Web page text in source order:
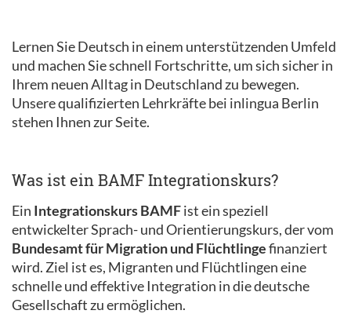
Lernen Sie Deutsch in einem unterstützenden Umfeld
und machen Sie schnell Fortschritte, um sich sicher in
Ihrem neuen Alltag in Deutschland zu bewegen.
Unsere qualifizierten Lehrkräfte bei inlingua Berlin
stehen Ihnen zur Seite.
Was ist ein BAMF Integrationskurs?
Ein Integrationskurs BAMFist ein speziell
entwickelter Sprach- und Orientierungskurs, der vom
Bundesamt für Migration und Flüchtlingefinanziert
wird. Ziel ist es, Migranten und Flüchtlingen eine
schnelle und effektive Integration in die deutsche
Gesellschaft zu ermöglichen.